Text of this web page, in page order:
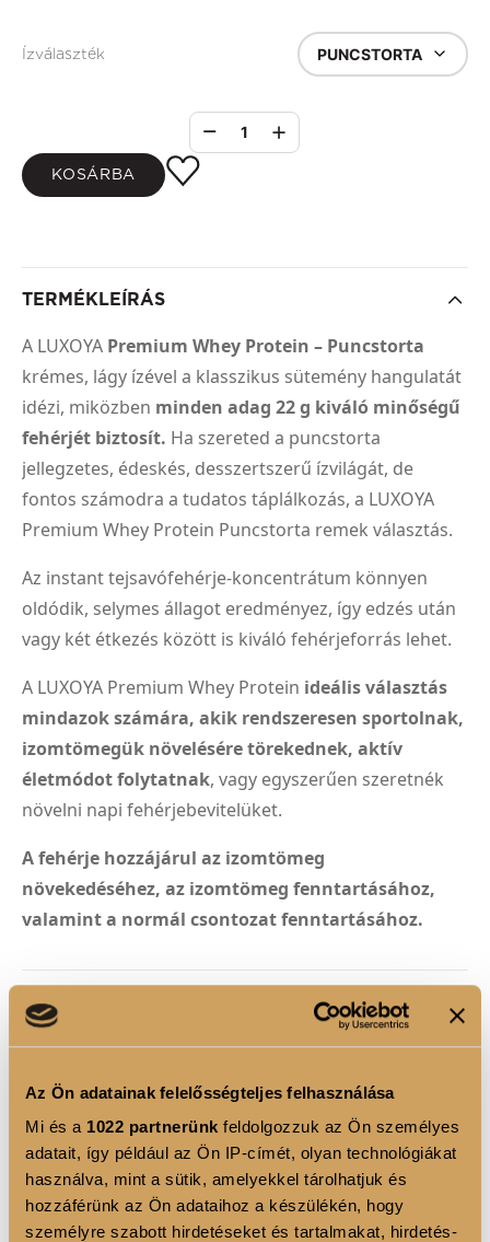
Az Ön adatainak felelősségteljes felhasználása
Mi és a 1022 partnerünk feldolgozzuk az Ön személyes
adatait, így például az Ön IP-címét, olyan technológiákat
használva, mint a sütik, amelyekkel tárolhatjuk és
hozzáférünk az Ön adataihoz a készülékén, hogy
személyre szabott hirdetéseket és tartalmakat, hirdetés-
Ízválaszték PUNCSTORTA
1
KOSÁRBA
TERMÉKLEÍRÁS
A LUXOYA Premium Whey Protein – Puncstorta
krémes, lágy ízével a klasszikus sütemény hangulatát
idézi, miközben minden adag 22 g kiváló minőségű
fehérjét biztosít. Ha szereted a puncstorta
jellegzetes, édeskés, desszertszerű ízvilágát, de
fontos számodra a tudatos táplálkozás, a LUXOYA
Premium Whey Protein Puncstorta remek választás.
Az instant tejsavófehérje-koncentrátum könnyen
oldódik, selymes állagot eredményez, így edzés után
vagy két étkezés között is kiváló fehérjeforrás lehet.
A LUXOYA Premium Whey Protein ideális választás
mindazok számára, akik rendszeresen sportolnak,
izomtömegük növelésére törekednek, aktív
életmódot folytatnak, vagy egyszerűen szeretnék
növelni napi fehérjebevitelüket.
A fehérje hozzájárul az izomtömeg
növekedéséhez, az izomtömeg fenntartásához,
valamint a normál csontozat fenntartásához.
TERMÉK ELŐNYÖK
22 g fehérje adagonként a napi fehérjebevitel
támogatására.
72% fehérjetartalom, kiváló minőségű instant
tejsavófehérje-koncentrátumból.
Hozzáadott cukor nélkül, édesítőszerekkel.
DigeZyme® multienzim komplexszel, amely öt